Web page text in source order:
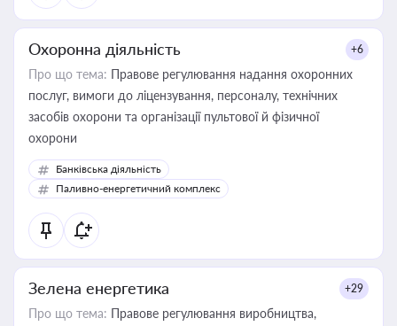
Охоронна діяльність +6
Про що тема: Правове регулювання надання охоронних
послуг, вимоги до ліцензування, персоналу, технічних
засобів охорони та організації пультової й фізичної
охорони
Банківська діяльність
Паливно-енергетичний комплекс
Зелена енергетика +29
Про що тема: Правове регулювання виробництва,